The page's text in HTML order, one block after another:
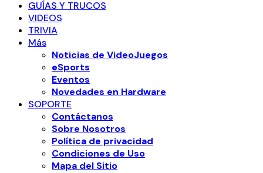
GUÍAS Y TRUCOS
VIDEOS
TRIVIA
Más
Noticias de VideoJuegos
eSports
Eventos
Novedades en Hardware
SOPORTE
Contáctanos
Sobre Nosotros
Política de privacidad
Condiciones de Uso
Mapa del Sitio